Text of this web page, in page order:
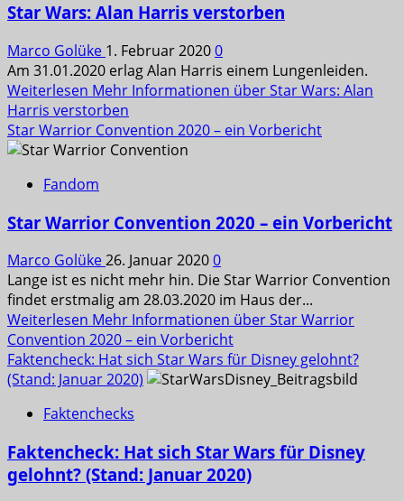
Star Wars: Alan Harris verstorben
Marco Golüke 1. Februar 20200
Am 31.01.2020 erlag Alan Harris einem Lungenleiden.
Weiterlesen Mehr Informationen über Star Wars: Alan
Harris verstorben
Star Warrior Convention 2020 – ein Vorbericht
Fandom
Star Warrior Convention 2020 – ein Vorbericht
Marco Golüke26. Januar 20200
Lange ist es nicht mehr hin. Die Star Warrior Convention
findet erstmalig am 28.03.2020 im Haus der...
Weiterlesen Mehr Informationen über Star Warrior
Convention 2020 – ein Vorbericht
Faktencheck: Hat sich Star Wars für Disney gelohnt?
(Stand: Januar 2020)
Faktenchecks
Faktencheck: Hat sich Star Wars für Disney
gelohnt? (Stand: Januar 2020)